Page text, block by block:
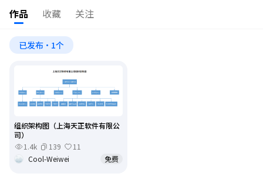
作品 收藏 关注
已发布·1个
组织架构图（上海天正软件有限公
司）
1.4k
139
11
Cool-Weiwei
免费